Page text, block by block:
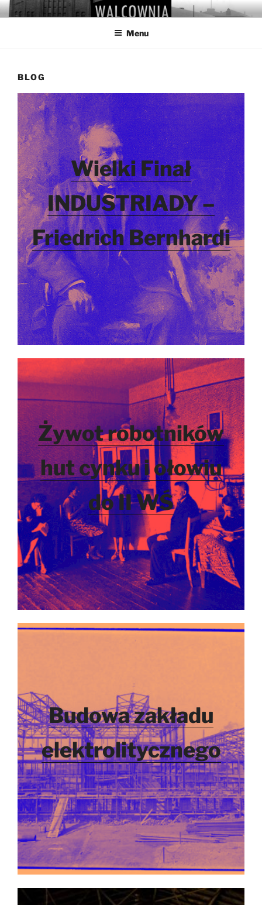
Przejdź
do
WALCOWNIA
Muzeum Hutnictwa Cynku
Menu
BLOG
Wielki Finał
INDUSTRIADY –
Friedrich Bernhardi
Żywot robotników
hut cynku i ołowiu
do II WŚ
Budowa zakładu
elektrolitycznego